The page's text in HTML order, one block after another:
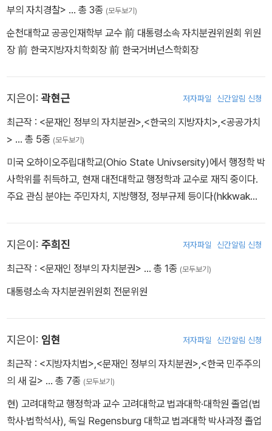
부의 자치경찰> … 총 3종 (모두보기)
순천대학교 공공인재학부 교수 前 대통령소속 자치분권위원회 위원
장 前 한국지방자치학회장 前 한국거버넌스학회장
지은이: 곽현근 저자파일 신간알림 신청
최근작 : <문재인 정부의 자치분권>,<한국의 지방자치>,<공공가치
> … 총 5종 (모두보기)
미국 오하이오주립대학교(Ohio State Univsersity)에서 행정학 박
사학위를 취득하고, 현재 대전대학교 행정학과 교수로 재직 중이다.
주요 관심 분야는 주민자치, 지방행정, 정부규제 등이다(hkkwak@d
지은이: 주희진 저자파일 신간알림 신청
최근작 : <문재인 정부의 자치분권> … 총 1종 (모두보기)
대통령소속 자치분권위원회 전문위원
지은이: 임현 저자파일 신간알림 신청
최근작 : <지방자치법>,<문재인 정부의 자치분권>,<한국 민주주의
의 새 길> … 총 7종 (모두보기)
현) 고려대학교 행정학과 교수 고려대학교 법과대학·대학원 졸업(법
학사·법학석사), 독일 Regensburg 대학교 법과대학 박사과정 졸업